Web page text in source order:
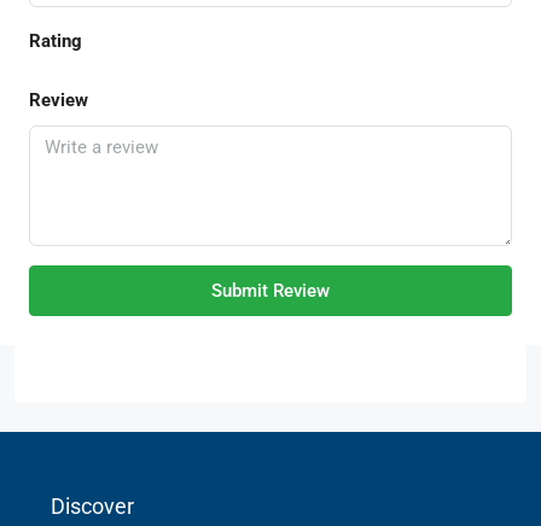
Rating
Review
Submit Review
Discover